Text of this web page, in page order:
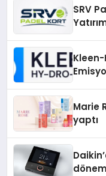
SRV
Kleen-
Marie
yaptı